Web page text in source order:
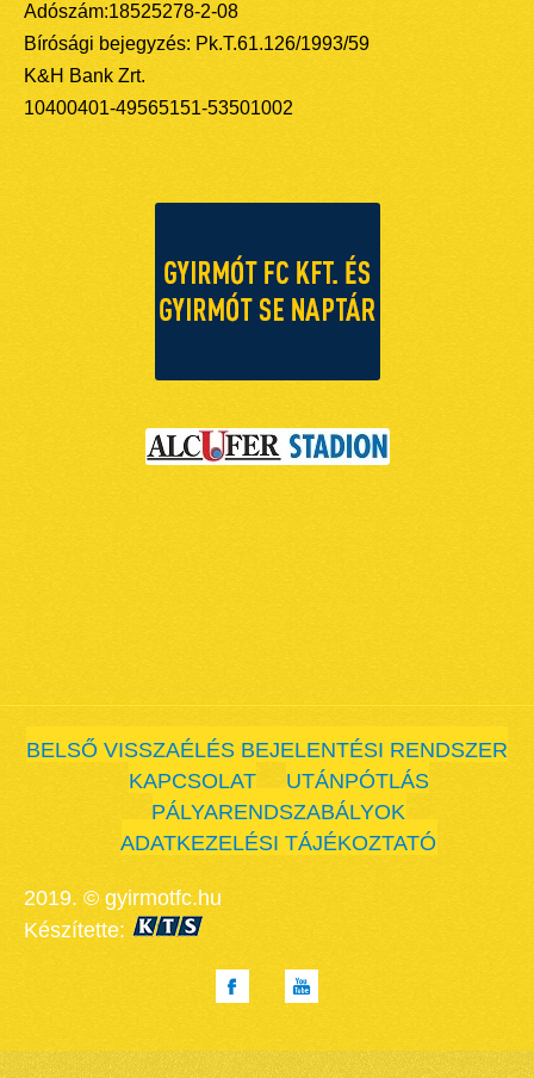
Adószám:18525278-2-08
Bírósági bejegyzés: Pk.T.61.126/1993/59
K&H Bank Zrt.
10400401-49565151-53501002
BELSŐ VISSZAÉLÉS BEJELENTÉSI RENDSZER
KAPCSOLAT
UTÁNPÓTLÁS
PÁLYARENDSZABÁLYOK
ADATKEZELÉSI TÁJÉKOZTATÓ
2019. © gyirmotfc.hu
Készítette: